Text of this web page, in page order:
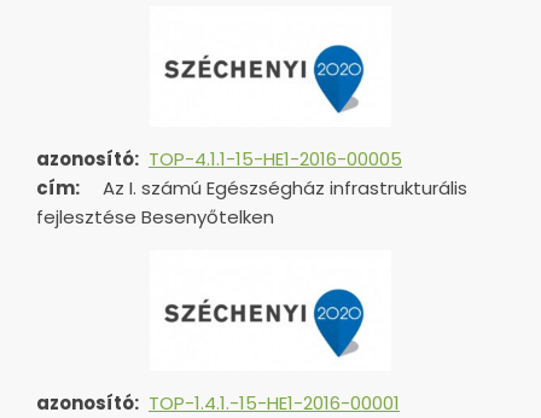
azonosító: TOP-4.1.1-15-HE1-2016-00005
cím:
Az I. számú Egészségház infrastrukturális
fejlesztése Besenyőtelken
azonosító: TOP-1.4.1.-15-HE1-2016-00001